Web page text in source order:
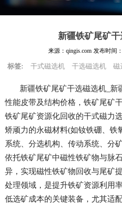
新疆铁矿尾矿
来源：qingis.com 发布时间：
标签: 干式磁选机 干选磁选机 磁
新疆铁矿尾矿干选磁选机_新
性能皮带及结构价格，铁矿尾矿
铁矿尾矿资源化回收的干式磁力
矫顽力的永磁材料(如钕铁硼、铁
系统、分选机构、传动系统、分
依托铁矿尾矿中磁性铁矿物与脉
异，实现磁性铁矿物回收与尾矿
处理领域，是提升铁矿资源利用
低选矿成本的关键装备，尤其适